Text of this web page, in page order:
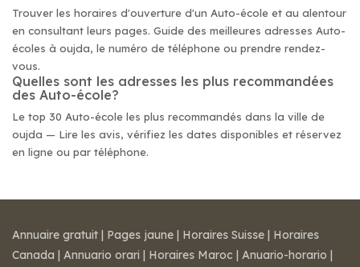
Trouver les horaires d'ouverture d'un Auto-école et au alentour
en consultant leurs pages. Guide des meilleures adresses Auto-
écoles à oujda, le numéro de téléphone ou prendre rendez-
vous.
Quelles sont les adresses les plus recommandées
des Auto-école?
Le top 30 Auto-école les plus recommandés dans la ville de
oujda — Lire les avis, vérifiez les dates disponibles et réservez
en ligne ou par téléphone.
Annuaire gratuit | Pages jaune | Horaires Suisse | Horaires
Canada | Annuario orari | Horaires Maroc | Anuario-horario |